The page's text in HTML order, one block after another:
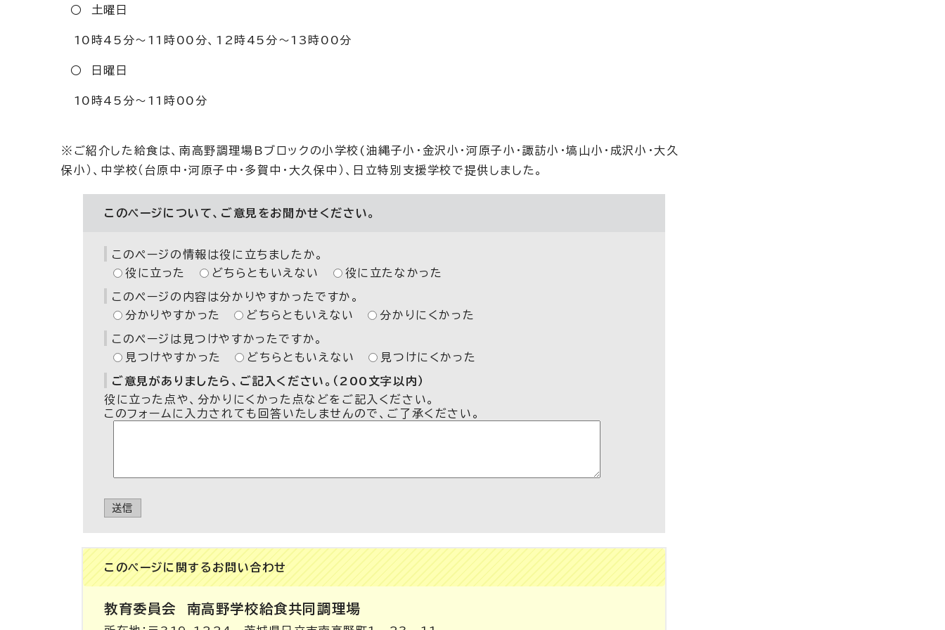
○ 土曜日
10時45分～11時00分、12時45分～13時00分
○ 日曜日
10時45分～11時00分
※ご紹介した給食は、南高野調理場Bブロックの小学校(油縄子小・金沢小・河原子小・諏訪小・塙山小・成沢小・大久
保小）、中学校（台原中・河原子中・多賀中・大久保中）、日立特別支援学校で提供しました。
このページについて、ご意見をお聞かせください。
このページの情報は役に立ちましたか。
役に立った
どちらともいえない 役に立たなかった
このページの内容は分かりやすかったですか。
分かりやすかった
どちらともいえない 分かりにくかった
このページは見つけやすかったですか。
見つけやすかった
どちらともいえない 見つけにくかった
ご意見がありましたら、ご記入ください。（200文字以内）
役に立った点や、分かりにくかった点などをご記入ください。
このフォームに入力されても回答いたしませんので、ご了承ください。
送信
このページに関する お問い合わせ
教育委員会 南高野学校給食共同調理場